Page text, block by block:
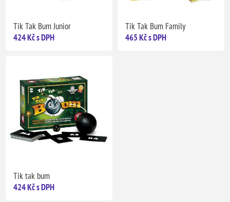
Tik Tak Bum Junior
424 Kč s DPH
Tik Tak Bum Family
465 Kč s DPH
Tik tak bum
424 Kč s DPH